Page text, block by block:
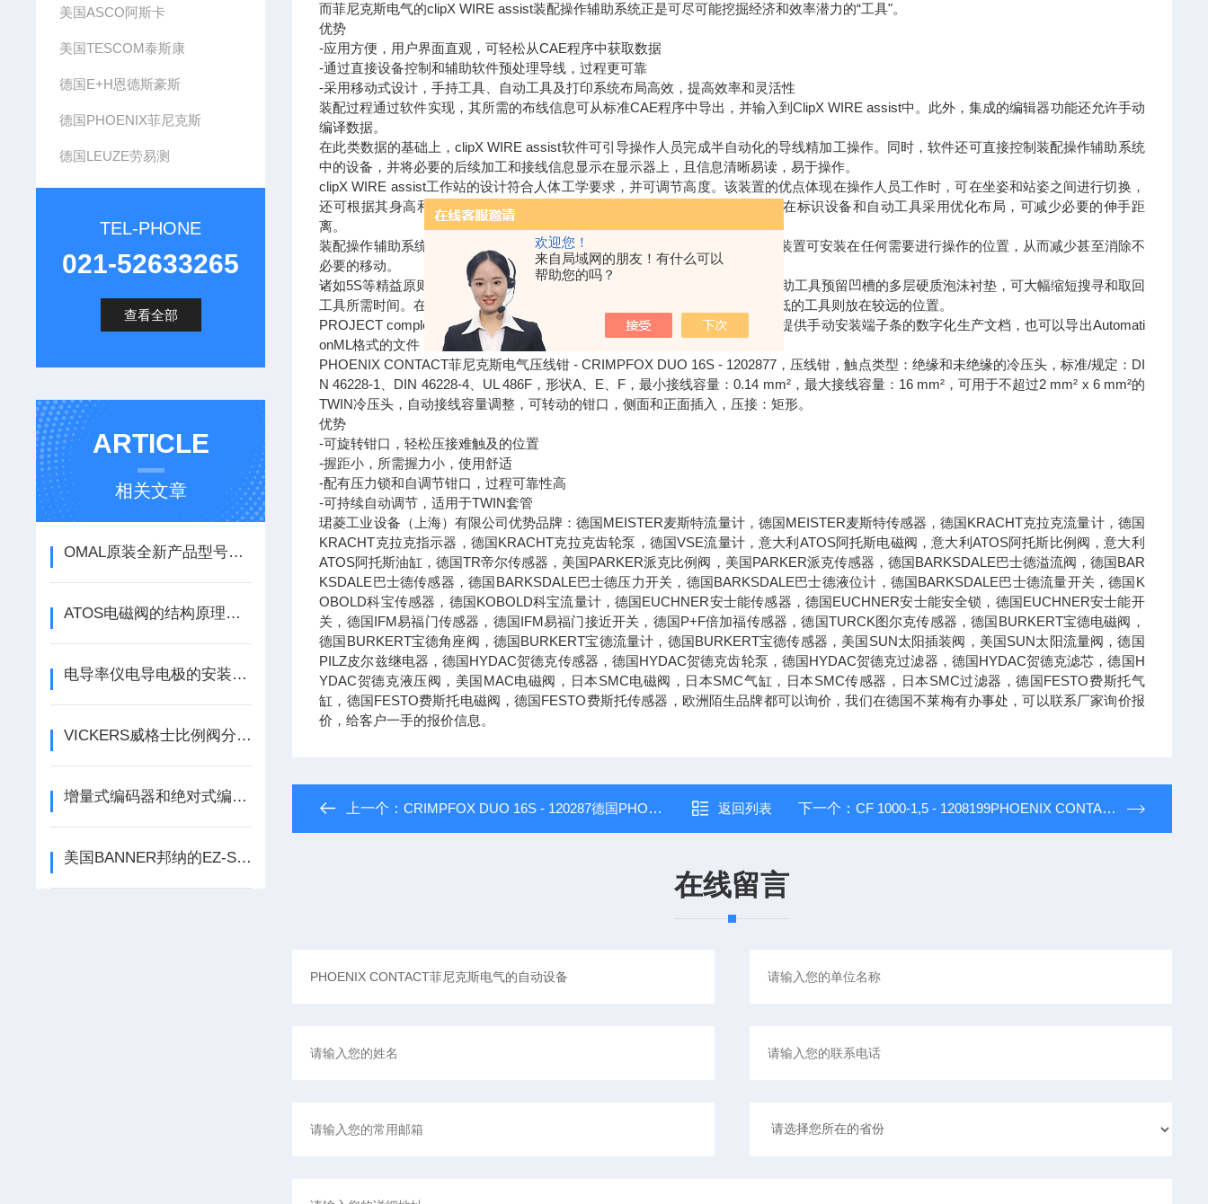
欢迎您！
来自局域网的朋友！有什么可以
帮助您的吗？
美国ASCO阿斯卡
美国TESCOM泰斯康
德国E+H恩德斯豪斯
德国PHOENIX菲尼克斯
德国LEUZE劳易测
TEL-PHONE
021-52633265
查看全部
ARTICLE
相关文章
OMAL原装全新产品型号DA180411S F05-F07库存优惠出售
ATOS电磁阀的结构原理与液压系统控制应用
电导率仪电导电极的安装方法及使用
VICKERS威格士比例阀分类的工作原理
增量式编码器和绝对式编码器的选择区别
美国BANNER邦纳的EZ-Screen LS安全光幕选购问题
而菲尼克斯电气的clipX WIRE assist装配操作辅助系统正是可尽可能挖掘经济和效率潜力的“工具"。
优势
-应用方便，用户界面直观，可轻松从CAE程序中获取数据
-通过直接设备控制和辅助软件预处理导线，过程更可靠
-采用移动式设计，手持工具、自动工具及打印系统布局高效，提高效率和灵活性
装配过程通过软件实现，其所需的布线信息可从标准CAE程序中导出，并输入到ClipX WIRE assist中。此外，集成的编辑器功能还允许手动
编译数据。
在此类数据的基础上，clipX WIRE assist软件可引导操作人员完成半自动化的导线精加工操作。同时，软件还可直接控制装配操作辅助系统
中的设备，并将必要的后续加工和接线信息显示在显示器上，且信息清晰易读，易于操作。
clipX WIRE assist工作站的设计符合人体工学要求，并可调节高度。该装置的优点体现在操作人员工作时，可在坐姿和站姿之间进行切换，
还可根据其身高和/或要完成的操作进行调整。人体工学设计的另一优势体现在标识设备和自动工具采用优化布局，可减少必要的伸手距
离。
装配操作辅助系统下方配备四个带制动机构的工业导轮，机动性强。这意味着装置可安装在任何需要进行操作的位置，从而减少甚至消除不
必要的移动。
诸如5S等精益原则也有助于消除混乱，优化组织结构。通过使用内含工具和辅助工具预留凹槽的多层硬质泡沫衬垫，可大幅缩短搜寻和取回
工具所需时间。在此类情况下，使用频率较高的工具更易拿到，而使用频率较低的工具则放在较远的位置。
PROJECT complete规划和标识软件可提供端子条生产所需的各类信息：既可提供手动安装端子条的数字化生产文档，也可以导出Automati
onML格式的文件，用于控制端子条生产过程中的半自动或全自动生产系统。
PHOENIX CONTACT菲尼克斯电气压线钳 - CRIMPFOX DUO 16S - 1202877，压线钳，触点类型：绝缘和未绝缘的冷压头，标准/规定：DI
N 46228-1、DIN 46228-4、UL 486F，形状A、E、F，最小接线容量：0.14 mm²，最大接线容量：16 mm²，可用于不超过2 mm² x 6 mm²的
TWIN冷压头，自动接线容量调整，可转动的钳口，侧面和正面插入，压接：矩形。
优势
-可旋转钳口，轻松压接难触及的位置
-握距小，所需握力小，使用舒适
-配有压力锁和自调节钳口，过程可靠性高
-可持续自动调节，适用于TWIN套管
珺菱工业设备（上海）有限公司优势品牌：德国MEISTER麦斯特流量计，德国MEISTER麦斯特传感器，德国KRACHT克拉克流量计，德国
KRACHT克拉克指示器，德国KRACHT克拉克齿轮泵，德国VSE流量计，意大利ATOS阿托斯电磁阀，意大利ATOS阿托斯比例阀，意大利
ATOS阿托斯油缸，德国TR帝尔传感器，美国PARKER派克比例阀，美国PARKER派克传感器，德国BARKSDALE巴士德溢流阀，德国BAR
KSDALE巴士德传感器，德国BARKSDALE巴士德压力开关，德国BARKSDALE巴士德液位计，德国BARKSDALE巴士德流量开关，德国K
OBOLD科宝传感器，德国KOBOLD科宝流量计，德国EUCHNER安士能传感器，德国EUCHNER安士能安全锁，德国EUCHNER安士能开
关，德国IFM易福门传感器，德国IFM易福门接近开关，德国P+F倍加福传感器，德国TURCK图尔克传感器，德国BURKERT宝德电磁阀，
德国BURKERT宝德角座阀，德国BURKERT宝德流量计，德国BURKERT宝德传感器，美国SUN太阳插装阀，美国SUN太阳流量阀，德国
PILZ皮尔兹继电器，德国HYDAC贺德克传感器，德国HYDAC贺德克齿轮泵，德国HYDAC贺德克过滤器，德国HYDAC贺德克滤芯，德国H
YDAC贺德克液压阀，美国MAC电磁阀，日本SMC电磁阀，日本SMC气缸，日本SMC传感器，日本SMC过滤器，德国FESTO费斯托气
缸，德国FESTO费斯托电磁阀，德国FESTO费斯托传感器，欧洲陌生品牌都可以询价，我们在德国不莱梅有办事处，可以联系厂家询价报
价，给客户一手的报价信息。
上一个：CRIMPFOX DUO 16S - 120287德国PHOENIX CONTACT菲尼克斯电气压线钳 返回列表 下一个： CF 1000-1,5 - 1208199PHOENIX CONTACT菲尼克斯剥线和压线设备
在线留言